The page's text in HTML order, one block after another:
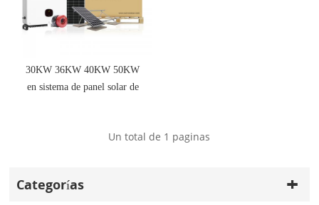
30KW 36KW 40KW 50KW
en sistema de panel solar de
Un total de 1 paginas
Categorías